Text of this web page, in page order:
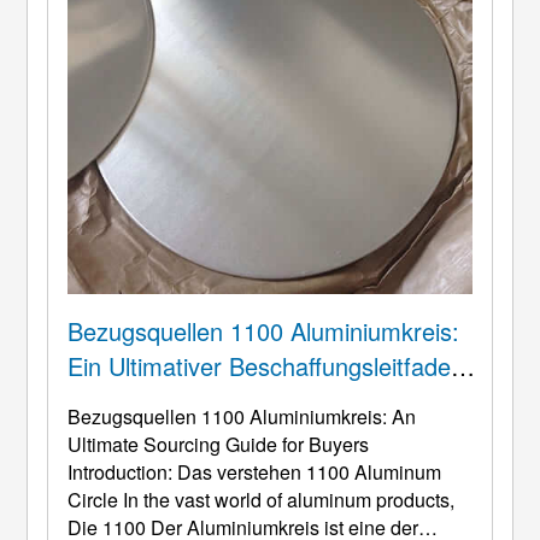
Bezugsquellen 1100 Aluminiumkreis:
Ein Ultimativer Beschaffungsleitfaden
Für Käufer
Bezugsquellen 1100 Aluminiumkreis:An
Ultimate Sourcing Guide for Buyers
Introduction: Das verstehen 1100Aluminum
Circle In the vast world of aluminum products,
Die 1100 Der Aluminiumkreis ist eine der